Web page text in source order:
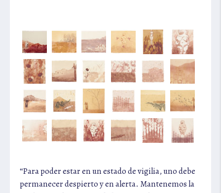
“Para poder estar en un estado de vigilia, uno debe
permanecer despierto y en alerta. Mantenemos la